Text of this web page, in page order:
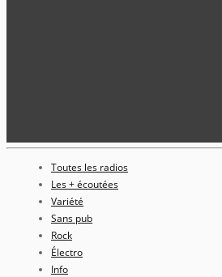
Toutes les radios
Les + écoutées
Variété
Sans pub
Rock
Électro
Info